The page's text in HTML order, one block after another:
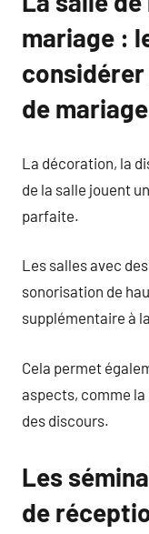
mariage :
de
La décoration, la
de la salle jouent
parfaite.
Les salles avec
sonorisation de
supplémentaire à
Cela permet
aspects, comme
des discours.
Les
de